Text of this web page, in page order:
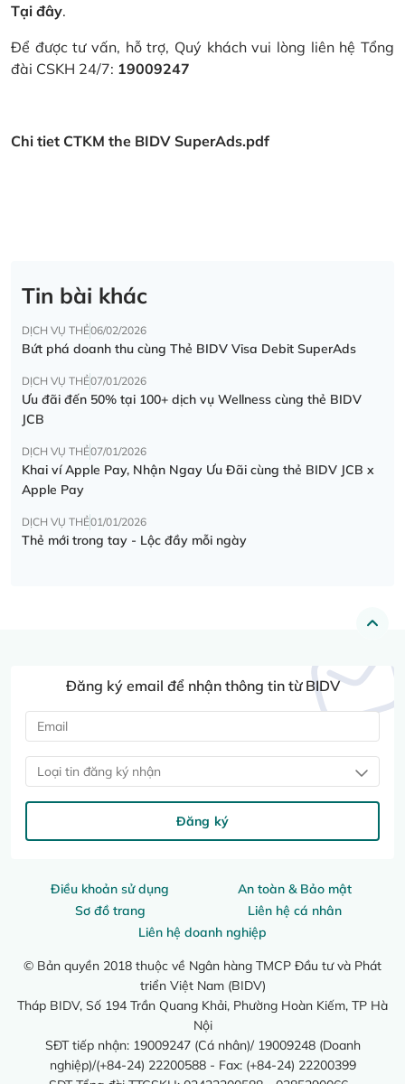
Tại đây.
Để được tư vấn, hỗ trợ, Quý khách vui lòng liên hệ Tổng
đài CSKH 24/7: 19009247
Chi tiet CTKM the BIDV SuperAds.pdf
Tin bài khác
DỊCH VỤ THẺ06/02/2026
Bứt phá doanh thu cùng Thẻ BIDV Visa Debit SuperAds
DỊCH VỤ THẺ07/01/2026
Ưu đãi đến 50% tại 100+ dịch vụ Wellness cùng thẻ BIDV
JCB
DỊCH VỤ THẺ07/01/2026
Khai ví Apple Pay, Nhận Ngay Ưu Đãi cùng thẻ BIDV JCB x
Apple Pay
DỊCH VỤ THẺ01/01/2026
Thẻ mới trong tay - Lộc đầy mỗi ngày
Điều khoản sử dụng
An toàn & Bảo mật
Sơ đồ trang
Liên hệ cá nhân
Liên hệ doanh nghiệp
© Bản quyền 2018 thuộc về Ngân hàng TMCP Đầu tư và Phát
triển Việt Nam (BIDV)
Tháp BIDV, Số 194 Trần Quang Khải, Phường Hoàn Kiếm, TP Hà
Nội
SĐT tiếp nhận: 19009247 (Cá nhân)/ 19009248 (Doanh
nghiệp)/(+84-24) 22200588 - Fax: (+84-24) 22200399
Đăng ký email để nhận thông tin từ BIDV
Loại tin đăng ký nhận
Đăng ký